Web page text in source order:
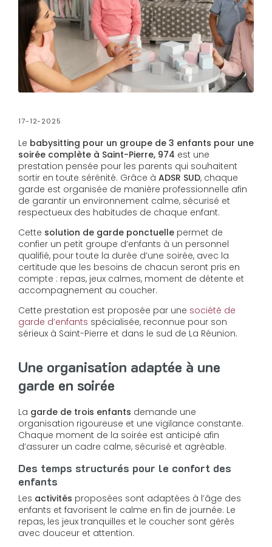
17-12-2025
Le babysitting pour un groupe de 3 enfants pour une
soirée complète à Saint-Pierre, 974 est une
prestation pensée pour les parents qui souhaitent
sortir en toute sérénité. Grâce à ADSR SUD, chaque
garde est organisée de manière professionnelle afin
de garantir un environnement calme, sécurisé et
respectueux des habitudes de chaque enfant.
Cette solution de garde ponctuelle permet de
confier un petit groupe d’enfants à un personnel
qualifié, pour toute la durée d’une soirée, avec la
certitude que les besoins de chacun seront pris en
compte : repas, jeux calmes, moment de détente et
accompagnement au coucher.
Cette prestation est proposée par une société de
garde d’enfants spécialisée, reconnue pour son
sérieux à Saint-Pierre et dans le sud de La Réunion.
Une organisation adaptée à une
garde en soirée
La garde de trois enfants demande une
organisation rigoureuse et une vigilance constante.
Chaque moment de la soirée est anticipé afin
d’assurer un cadre calme, sécurisé et agréable.
Des temps structurés pour le confort des
enfants
Les activités proposées sont adaptées à l’âge des
enfants et favorisent le calme en fin de journée. Le
repas, les jeux tranquilles et le coucher sont gérés
avec douceur et attention.